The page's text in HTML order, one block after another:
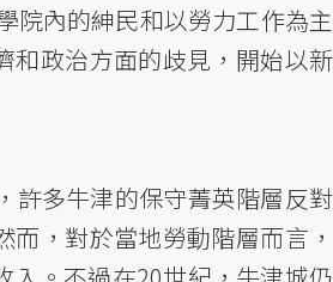
院內的紳民和以勞力工作為主
和政治方面的歧見，開始以新
許多牛津的保守菁英階層反對
而，對於當地勞動階層而言，